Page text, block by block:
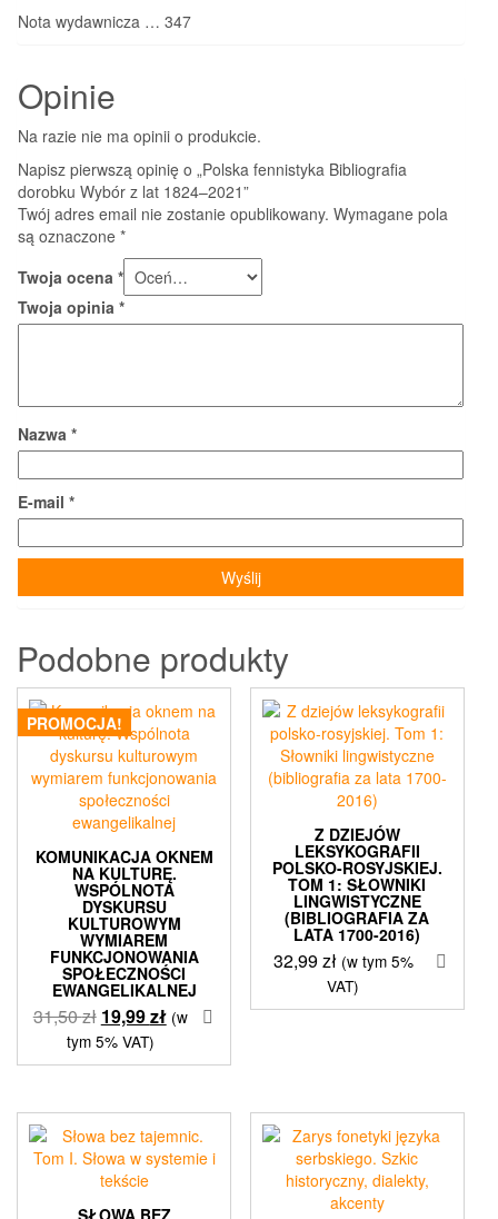
Nota wydawnicza … 347
Opinie
Na razie nie ma opinii o produkcie.
Napisz pierwszą opinię o „Polska fennistyka Bibliografia
dorobku Wybór z lat 1824–2021”
Twój adres email nie zostanie opublikowany. Wymagane pola
są oznaczone *
Twoja ocena *
Twoja opinia *
Nazwa *
E-mail *
Podobne produkty
PROMOCJA!
KOMUNIKACJA OKNEM
NA KULTURĘ.
WSPÓLNOTA
DYSKURSU
KULTUROWYM
WYMIAREM
FUNKCJONOWANIA
SPOŁECZNOŚCI
EWANGELIKALNEJ
31,50zł Pierwotna
cena
wynosiła:
19,99złAktualna
wynosi:
(w
tym 5% VAT)
Z DZIEJÓW
LEKSYKOGRAFII
POLSKO-ROSYJSKIEJ.
TOM 1: SŁOWNIKI
LINGWISTYCZNE
(BIBLIOGRAFIA ZA
LATA 1700-2016)
32,99zł (w tym 5%
VAT)
SŁOWA BEZ